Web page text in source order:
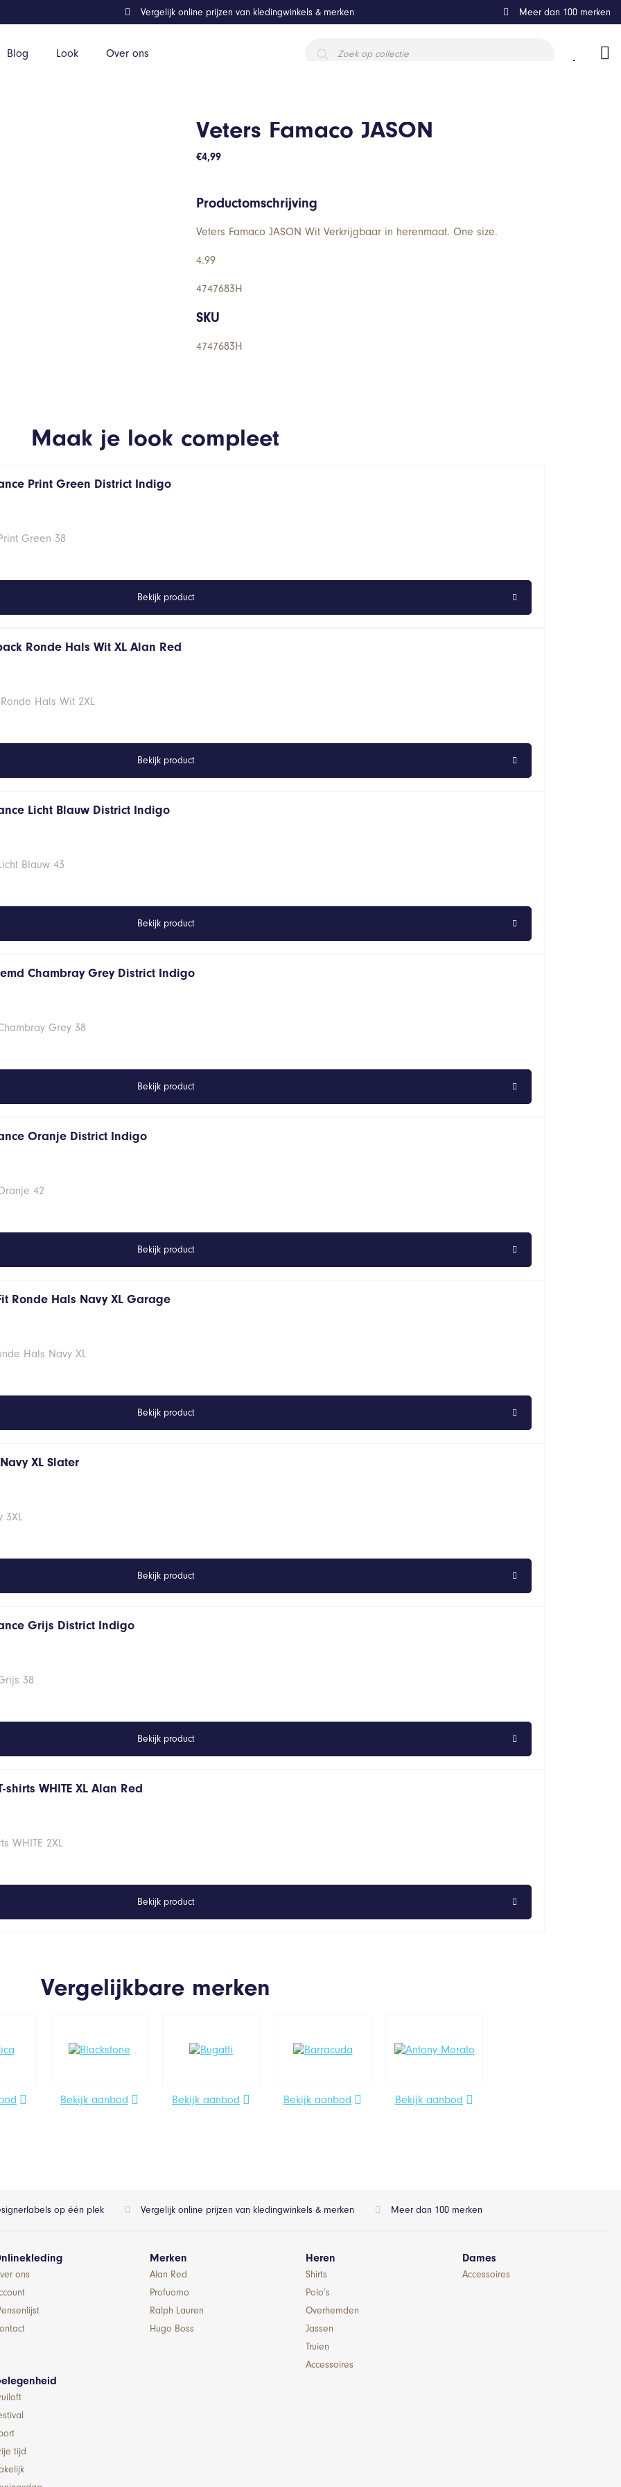
Blog Look Over ons
zoeken
Vergelijk online prijzen van kledingwinkels & merken Meer dan 100 merken
Veters Famaco JASON
€4,99
Productomschrijving
Veters Famaco JASON Wit Verkrijgbaar in herenmaat. One size.
4.99
4747683H
SKU
4747683H
Maak je look compleet
Print Green District Indigo
Green 38
Bekijk product
Ronde Hals Wit XL Alan Red
Hals Wit 2XL
Bekijk product
Licht Blauw District Indigo
Blauw 43
Bekijk product
Chambray Grey District Indigo
Grey 38
Bekijk product
Oranje District Indigo
42
Bekijk product
Ronde Hals Navy XL Garage
Hals Navy XL
Bekijk product
XL Slater
3XL
Bekijk product
Grijs District Indigo
38
Bekijk product
WHITE XL Alan Red
WHITE 2XL
Bekijk product
Vergelijkbare merken
Bekijk aanbod Bekijk aanbod Bekijk aanbod Bekijk aanbod
op één plek Vergelijk online prijzen van kledingwinkels & merken Meer dan 100 merken
ons
Merken
Alan Red
Profuomo
Ralph Lauren
Hugo Boss
Heren
Shirts
Polo’s
Overhemden
Jassen
Truien
Accessoires
Dames
Accessoires
tijd